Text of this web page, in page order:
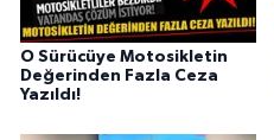
O Sürücüye Motosikletin
Değerinden Fazla Ceza
Yazıldı!